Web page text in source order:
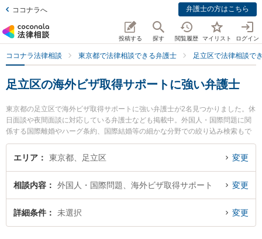
ココナラへ 弁護士の方はこちら
投稿する 探す 閲覧履歴 マイリスト ログイン
ココナラ法律相談 東京都で法律相談できる弁護士 足立区で法律相談で
足立区の海外ビザ取得サポートに強い弁護士
東京都の足立区で海外ビザ取得サポートに強い弁護士が2名見つかりました。休
日面談や夜間面談に対応している弁護士なども掲載中。外国人・国際問題に関
係する国際離婚やハーグ条約、国際結婚等の細かな分野での絞り込み検索もで
き便利です。特に杉山法律事務所の杉山 成榮 弁護士や北千住フェニックス法律
事務所の池田 俊雄弁護士のプロフィール情報や弁護士費用、強みなどが注目さ
実績豊富な近くの弁護士を検索したい』『初回相談無料で海外ビザ取得サポー
トを法律相談できる足立区内の弁護士に相談予約したい』などでお困りの相談
者さんにおすすめです。
エリア 東京都、足立区 変更
相談内容 外国人・国際問題、海外ビザ取得サポート 変更
詳細条件 未選択 変更